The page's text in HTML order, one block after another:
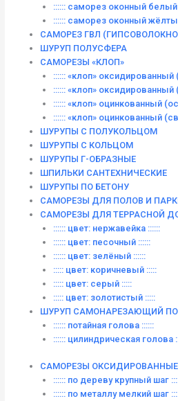
:::::: саморез оконный белый
:::::: саморез оконный
САМОРЕЗ ГВЛ
ШУРУП ПОЛУСФЕРА
САМОРЕЗЫ «КЛОП»
:::::: «клоп» оксидированный
:::::: «клоп»
:::::: «клоп» оцинкованный
:::::: «клоп» оцинкованный
ШУРУПЫ С ПОЛУКОЛЬЦОМ
ШУРУПЫ С КОЛЬЦОМ
ШУРУПЫ Г-ОБРАЗНЫЕ
ШПИЛЬКИ САНТЕХНИЧЕСКИЕ
ШУРУПЫ ПО БЕТОНУ
САМОРЕЗЫ ДЛЯ ПОЛОВ И
САМОРЕЗЫ ДЛЯ ТЕРРАСНОЙ
:::::: цвет: нержавейка ::::::
:::::: цвет: песочный ::::::
:::::: цвет: зелёный ::::::
::::: цвет: коричневый :::::
::::: цвет: серый :::::
::::: цвет: золотистый :::::
ШУРУП САМОНАРЕЗАЮЩИЙ ПО
:::::: потайная голова ::::::
:::::: цилиндрическая голова
САМОРЕЗЫ ОКСИДИРОВАННЫЕ
:::::: по дереву крупный шаг
:::::: по металлу мелкий шаг